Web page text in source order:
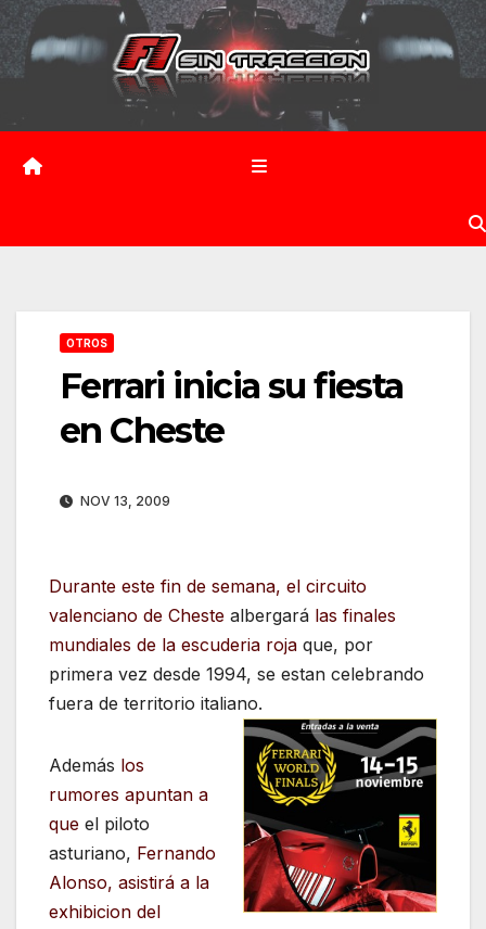
Saltar
contenido
OTROS
Ferrari inicia su fiesta
en Cheste
NOV 13, 2009
Durante este fin de semana, el circuito
valenciano de Cheste albergará las finales
mundiales de la escuderia roja que, por
primera vez desde 1994, se estan celebrando
fuera de territorio italiano.
Además los
rumores apuntan a
que el piloto
asturiano, Fernando
Alonso, asistirá a la
exhibicion del